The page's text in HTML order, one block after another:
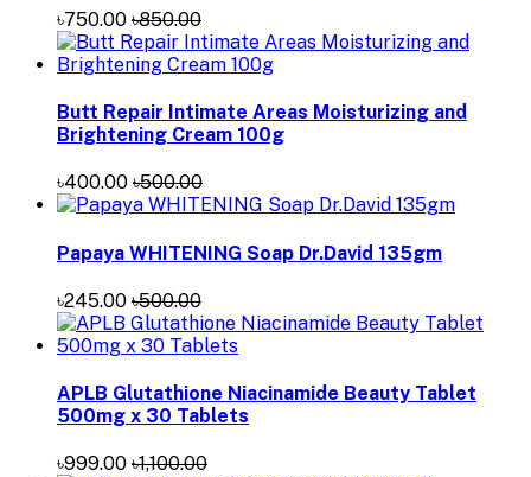
৳750.00 ৳850.00
Butt Repair Intimate Areas Moisturizing and
Brightening Cream 100g
৳400.00 ৳500.00
Papaya WHITENING Soap Dr.David 135gm
৳245.00 ৳500.00
APLB Glutathione Niacinamide Beauty Tablet
500mg x 30 Tablets
৳999.00 ৳1,100.00